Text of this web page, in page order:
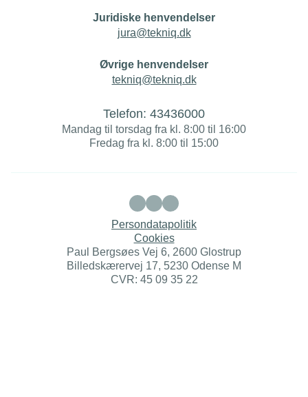
Juridiske henvendelser
jura@tekniq.dk
Øvrige henvendelser
tekniq@tekniq.dk
Telefon: 43436000
Mandag til torsdag fra kl. 8:00 til 16:00
Fredag fra kl. 8:00 til 15:00
Persondatapolitik
Cookies
Paul Bergsøes Vej 6, 2600 Glostrup
Billedskærervej 17, 5230 Odense M
CVR: 45 09 35 22